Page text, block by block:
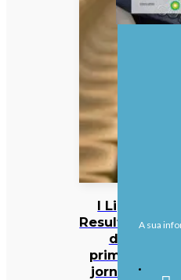
I Liga:
Resultados
da
primeira
jornada
A sua